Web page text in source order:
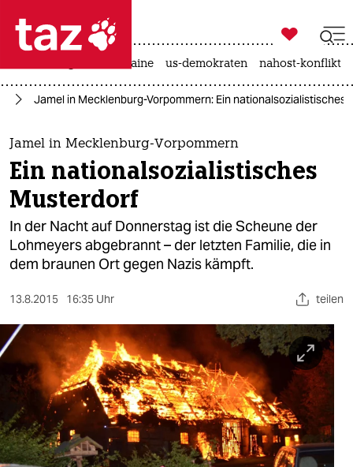
 taz zahl ich
taz zahl ich
themen
politik
öko
gesellschaft
sport
berlin
nord
wahrheit
verlag

taz zahl ich
krieg in der ukraine us-demokraten nahost-konflikt
Jamel in Mecklenburg-Vorpommern: Ein nationalsozialistisches
Jamel in Mecklenburg-Vorpommern
Ein nationalsozialistisches
Musterdorf
In der Nacht auf Donnerstag ist die Scheune der
Lohmeyers abgebrannt – der letzten Familie, die in
dem braunen Ort gegen Nazis kämpft.
13.8.2015 16:35 Uhr teilen